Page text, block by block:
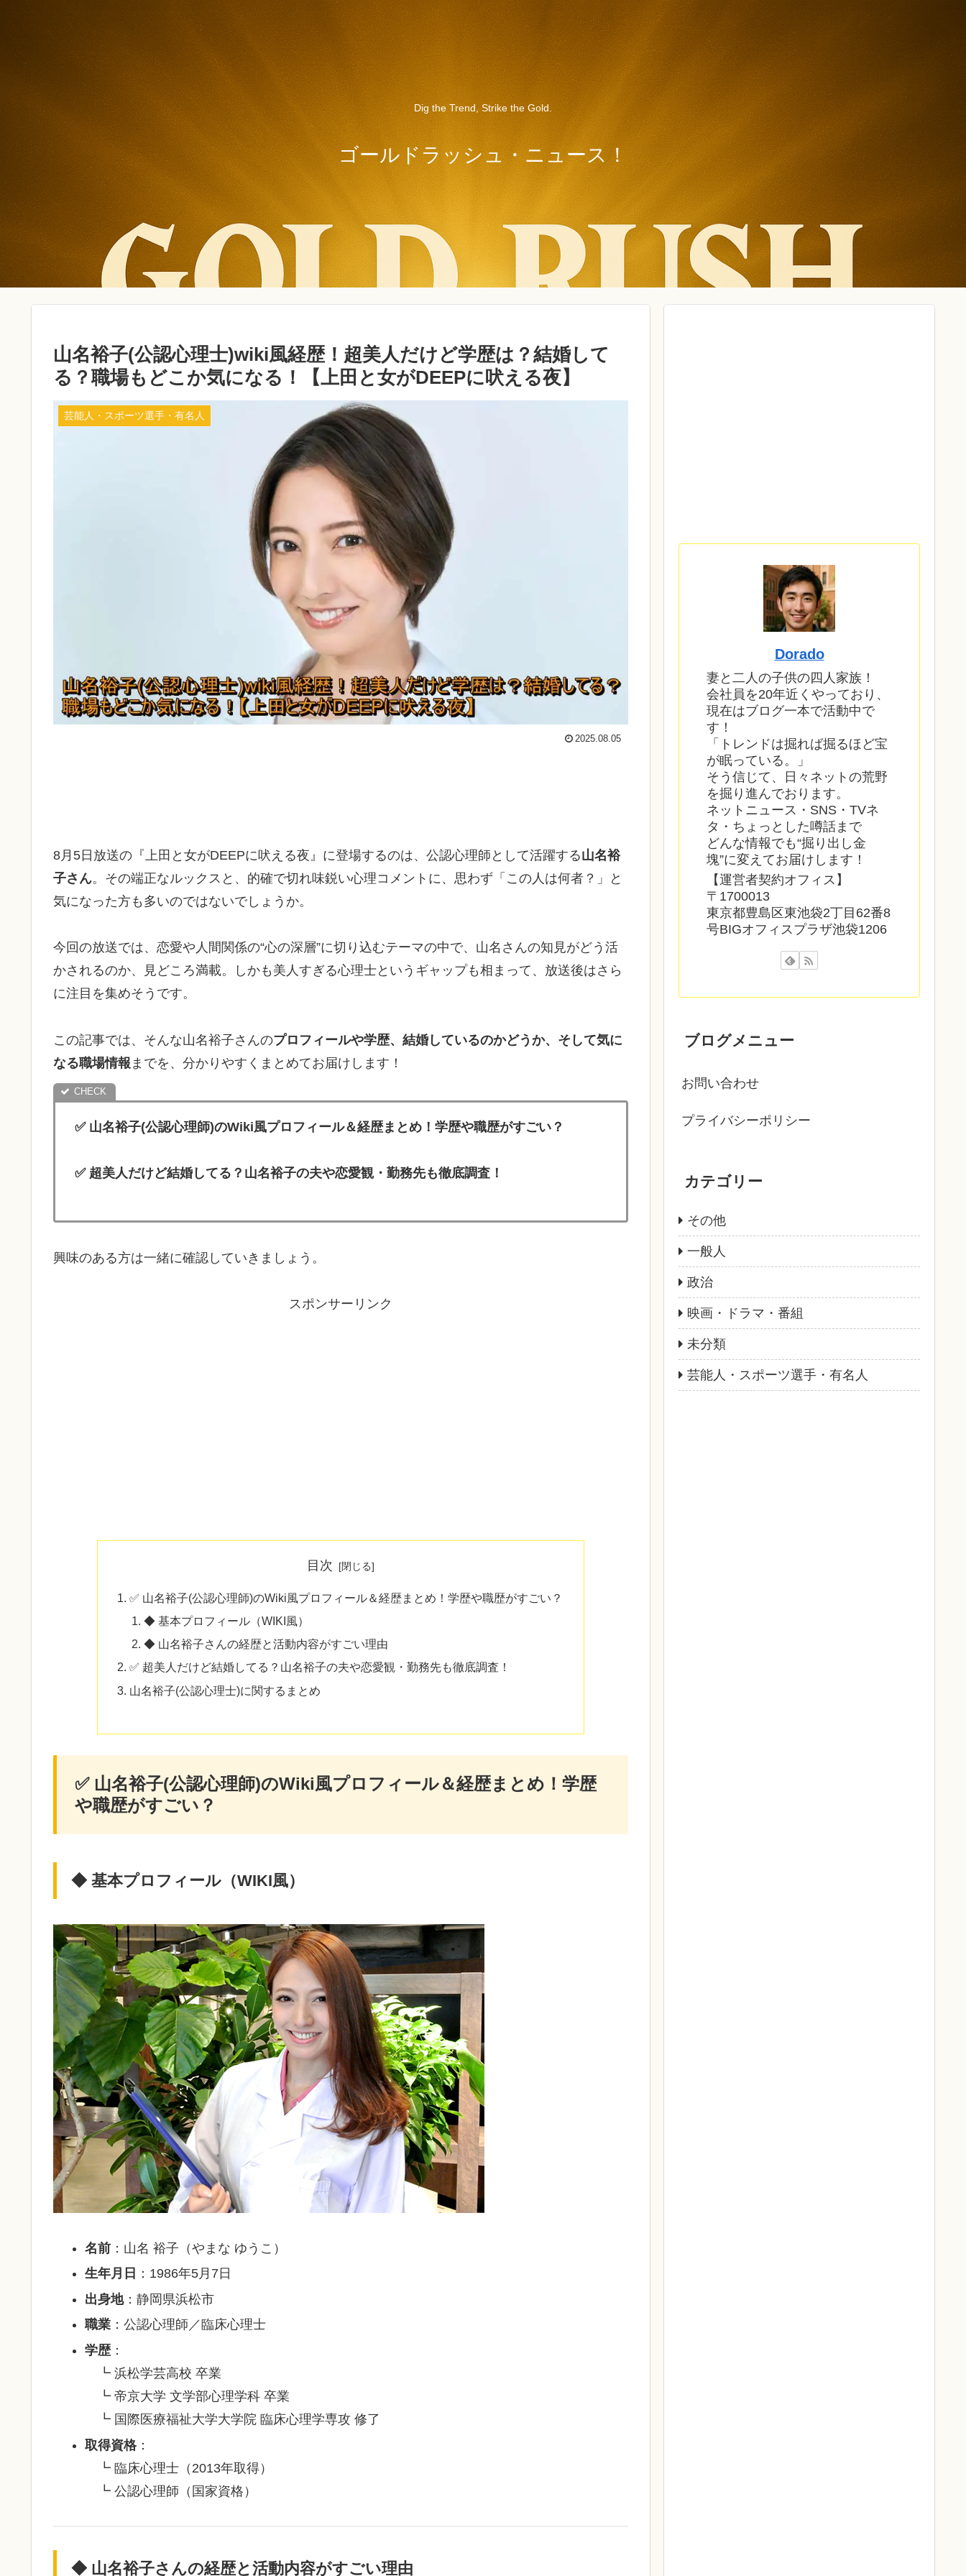
Dig the Trend, Strike the Gold.
ゴールドラッシュ・ニュース！
山名裕子(公認心理士)wiki風経歴！超美人だけど学歴は？結婚して
る？職場もどこか気になる！【上田と女がDEEPに吠える夜】
芸能人・スポーツ選手・有名人
2025.08.05
8月5日放送の『上田と女がDEEPに吠える夜』に登場するのは、公認心理師として活躍する山名裕
子さん。その端正なルックスと、的確で切れ味鋭い心理コメントに、思わず「この人は何者？」と
気になった方も多いのではないでしょうか。
今回の放送では、恋愛や人間関係の“心の深層”に切り込むテーマの中で、山名さんの知見がどう活
かされるのか、見どころ満載。しかも美人すぎる心理士というギャップも相まって、放送後はさら
に注目を集めそうです。
この記事では、そんな山名裕子さんのプロフィールや学歴、結婚しているのかどうか、そして気に
なる職場情報 までを、分かりやすくまとめてお届けします！
✅ 山名裕子(公認心理師)のWiki風プロフィール＆経歴まとめ！学歴や職歴がすごい？
✅ 超美人だけど結婚してる？山名裕子の夫や恋愛観・勤務先も徹底調査！
興味のある方は一緒に確認していきましょう。
スポンサーリンク
目次
✅ 山名裕子(公認心理師)のWiki風プロフィール＆経歴まとめ！学歴や職歴がすごい？
◆ 基本プロフィール（WIKI風）
◆ 山名裕子さんの経歴と活動内容がすごい理由
✅ 超美人だけど結婚してる？山名裕子の夫や恋愛観・勤務先も徹底調査！
山名裕子(公認心理士)に関するまとめ
✅ 山名裕子(公認心理師)のWiki風プロフィール＆経歴まとめ！学歴
や職歴がすごい？
◆ 基本プロフィール（WIKI風）
名前：山名 裕子（やまな ゆうこ）
生年月日 ：1986年5月7日
出身地：静岡県浜松市
職業：公認心理師／臨床心理士
学歴：
┗ 浜松学芸高校 卒業
┗ 帝京大学 文学部心理学科 卒業
┗ 国際医療福祉大学大学院 臨床心理学専攻 修了
取得資格：
┗ 臨床心理士（2013年取得）
┗ 公認心理師（国家資格）
◆ 山名裕子さんの経歴と活動内容がすごい理由
Dorado
妻と二人の子供の四人家族！
会社員を20年近くやっており、
現在はブログ一本で活動中で
す！
「トレンドは掘れば掘るほど宝
が眠っている。」
そう信じて、日々ネットの荒野
を掘り進んでおります。
ネットニュース・SNS・TVネ
タ・ちょっとした噂話まで
どんな情報でも“掘り出し金
塊”に変えてお届けします！
【運営者契約オフィス】
〒1700013
東京都豊島区東池袋2丁目62番8
号BIGオフィスプラザ池袋1206
ブログメニュー
お問い合わせ
プライバシーポリシー
カテゴリー
その他
一般人
政治
映画・ドラマ・番組
未分類
芸能人・スポーツ選手・有名人